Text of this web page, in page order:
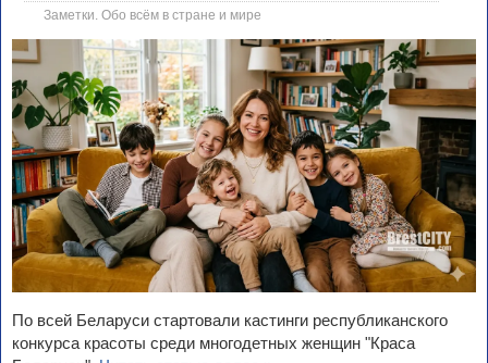
Заметки. Обо всём в стране и мире
По всей Беларуси стартовали кастинги республиканского
конкурса красоты среди многодетных женщин "Краса